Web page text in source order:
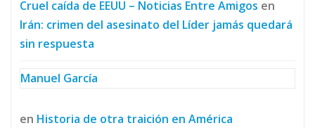
Cruel caída de EEUU – Noticias Entre Amigos en
Irán: crimen del asesinato del Líder jamás quedará
sin respuesta
Manuel García
en Historia de otra traición en América